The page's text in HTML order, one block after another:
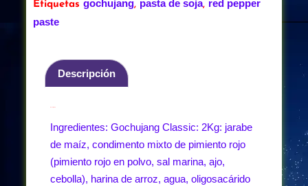
Etiquetas gochujang, pasta de soja, red pepper
paste
Descripción
Ingredientes: Gochujang Classic: 2Kg: jarabe
de maíz, condimento mixto de pimiento rojo
(pimiento rojo en polvo, sal marina, ajo,
cebolla), harina de arroz, agua, oligosacárido